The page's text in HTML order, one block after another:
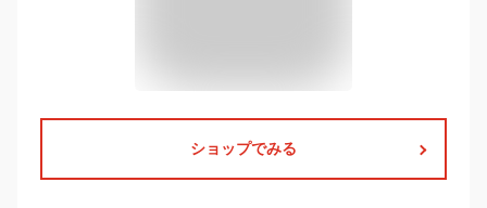
ショップでみる